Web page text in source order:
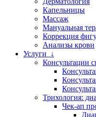
Капельницы
Массаж
Мануальная
Коррекция
Анализы крови
Услуги ↓
Консультации
Трихология:
Чек-ап